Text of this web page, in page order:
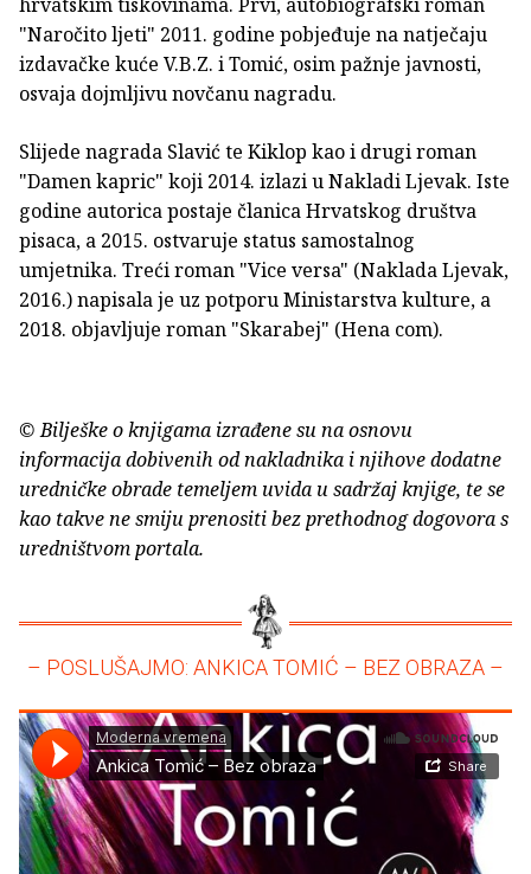
"Naročito ljeti" 2011. godine pobjeđuje na natječaju
izdavačke kuće V.B.Z. i Tomić, osim pažnje javnosti,
osvaja dojmljivu novčanu nagradu.
Slijede nagrada Slavić te Kiklop kao i drugi roman
"Damen kapric" koji 2014. izlazi u Nakladi Ljevak. Iste
godine autorica postaje članica Hrvatskog društva
pisaca, a 2015. ostvaruje status samostalnog
umjetnika. Treći roman "Vice versa" (Naklada Ljevak,
2016.) napisala je uz potporu Ministarstva kulture, a
2018. objavljuje roman "Skarabej" (Hena com).
© Bilješke o knjigama izrađene su na osnovu
informacija dobivenih od nakladnika i njihove dodatne
uredničke obrade temeljem uvida u sadržaj knjige, te se
kao takve ne smiju prenositi bez prethodnog dogovora s
uredništvom portala.
– POSLUŠAJMO: ANKICA TOMIĆ – BEZ OBRAZA –